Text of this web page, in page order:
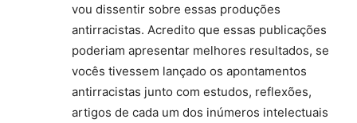
vou dissentir sobre essas produções
antirracistas. Acredito que essas publicações
poderiam apresentar melhores resultados, se
vocês tivessem lançado os apontamentos
antirracistas junto com estudos, reflexões,
artigos de cada um dos inúmeros intelectuais